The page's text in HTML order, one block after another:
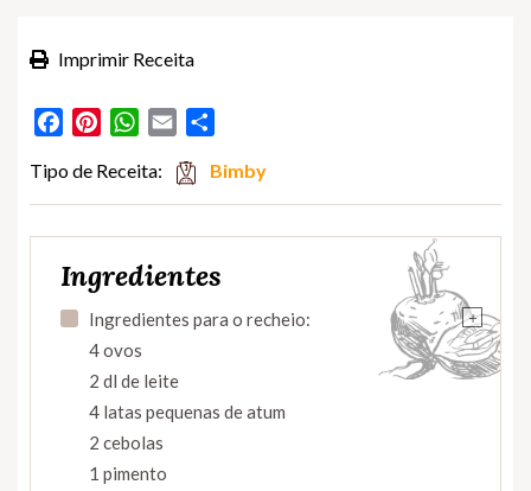
Imprimir Receita
FacebookPinterestWhatsApp
Email
Tipo de Receita: Bimby
Ingredientes
+
Ingredientes para o recheio:
4 ovos
2 dl de leite
4 latas pequenas de atum
2 cebolas
1 pimento